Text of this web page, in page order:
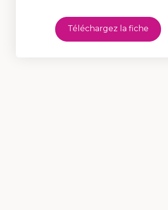
Téléchargez la fiche